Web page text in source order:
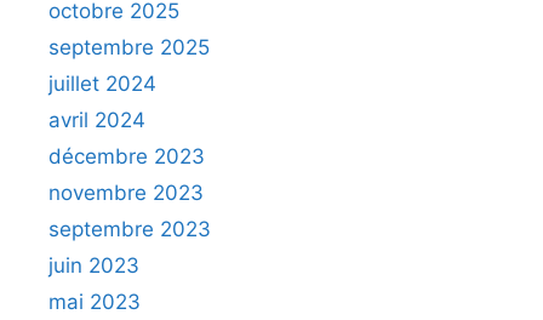
octobre 2025
septembre 2025
juillet 2024
avril 2024
décembre 2023
novembre 2023
septembre 2023
juin 2023
mai 2023